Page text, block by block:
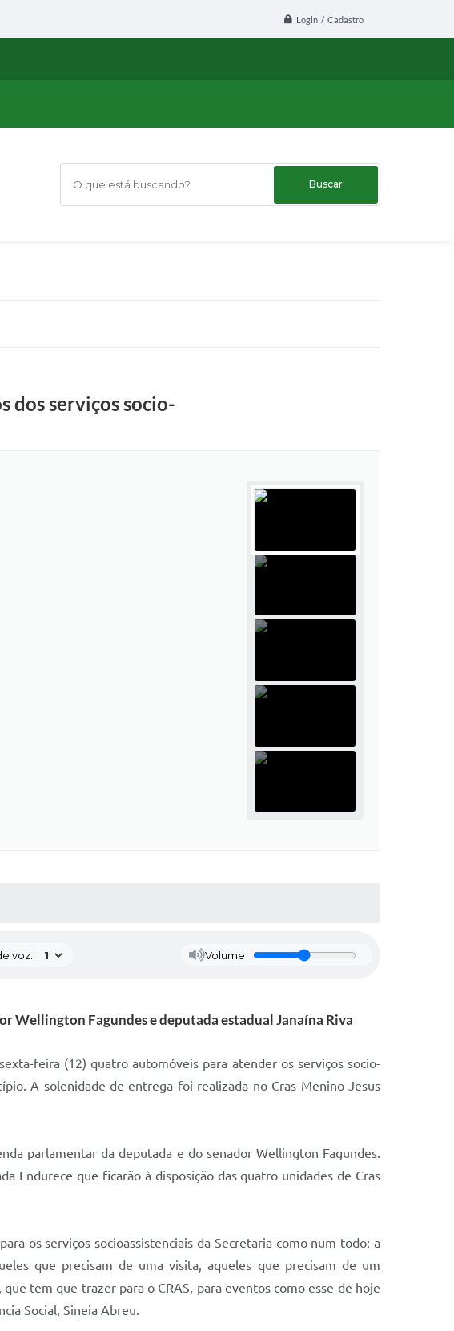
Login / Cadastro
O que está buscando?
dos serviços socio-
voz: Volume
Wellington Fagundes e deputada estadual Janaína Riva
feira (12) quatro automóveis para atender os serviços socio-
A solenidade de entrega foi realizada no Cras Menino Jesus
parlamentar da deputada e do senador Wellington Fagundes.
Endurece que ficarão à disposição das quatro unidades de Cras
os serviços socioassistenciais da Secretaria como num todo: a
que precisam de uma visita, aqueles que precisam de um
tem que trazer para o CRAS, para eventos como esse de hoje
Social, Sineia Abreu.